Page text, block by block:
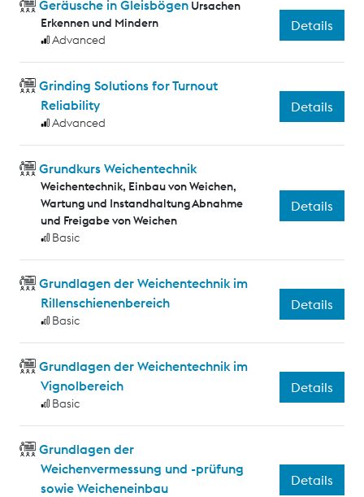
Geräusche in Gleisbögen Ursachen
Erkennen und Mindern
Advanced
Details
Grinding Solutions for Turnout
Reliability
Advanced
Details
Grundkurs Weichentechnik
Weichentechnik, Einbau von Weichen,
Wartung und Instandhaltung Abnahme
und Freigabe von Weichen
Basic
Details
Grundlagen der Weichentechnik im
Rillenschienenbereich
Basic
Details
Grundlagen der Weichentechnik im
Vignolbereich
Basic
Details
Grundlagen der
Weichenvermessung und -prüfung
sowie Weicheneinbau
Details